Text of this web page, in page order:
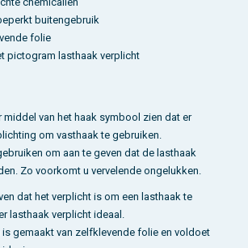
buitengebruik
folie
pictogram lasthaak verplicht
van het haak symbool zien dat er
om vasthaak te gebruiken.
om aan te geven dat de lasthaak
Zo voorkomt u vervelende ongelukken.
dat het verplicht is om een lasthaak te
lasthaak verplicht ideaal.
gemaakt van zelfklevende folie en voldoet